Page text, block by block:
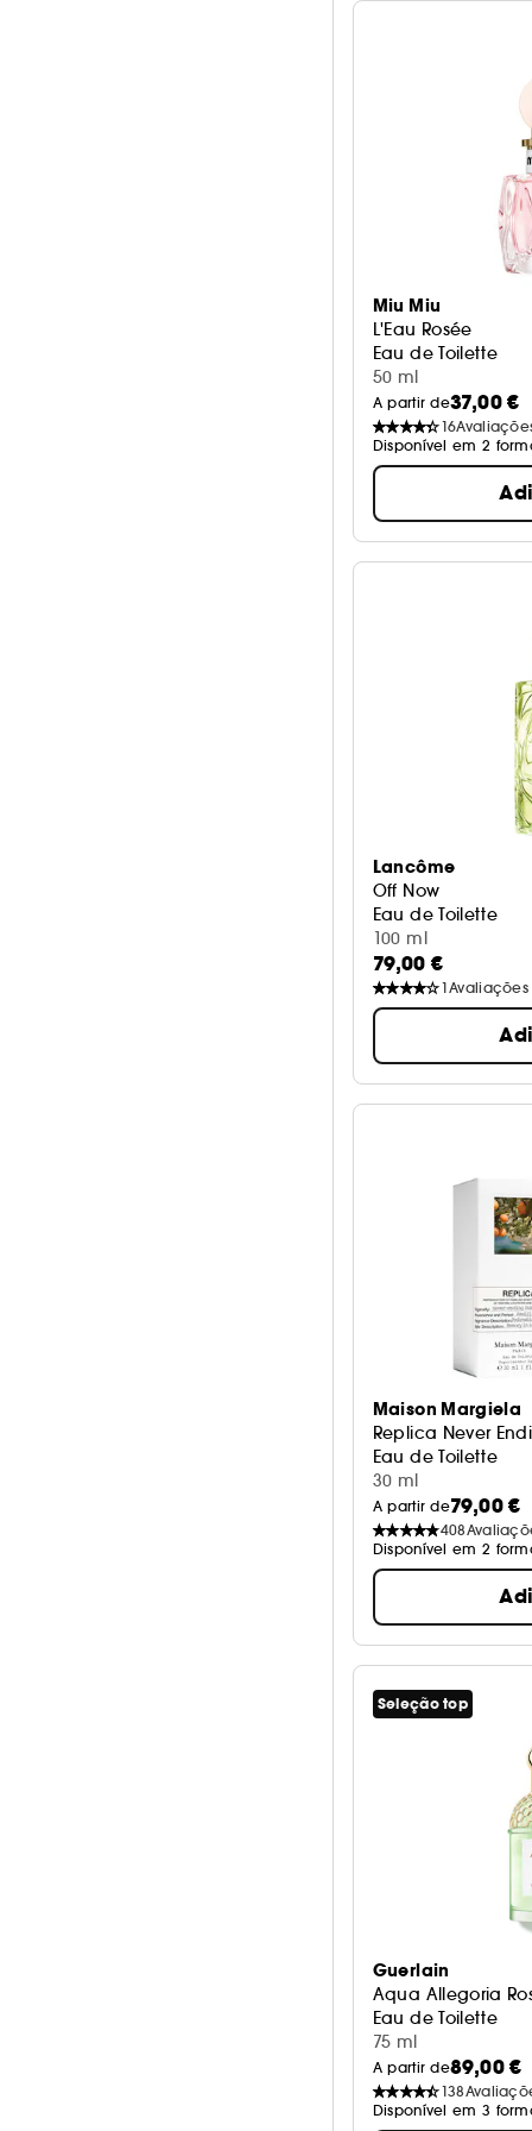
Miu Miu
L'Eau Rosée
Eau de Toilette
50 ml
A partir de37,00 €
16
Disponível em 2
Lancôme
Off Now
Eau de Toilette
100 ml
79,00 €
1Avaliações
Maison Margiela
Replica Never
Eau de Toilette
30 ml
A partir de79,00 €
408
Disponível em 2
Seleção top
Guerlain
Aqua Allegoria
Eau de Toilette
75 ml
A partir de89,00 €
138
Disponível em 3